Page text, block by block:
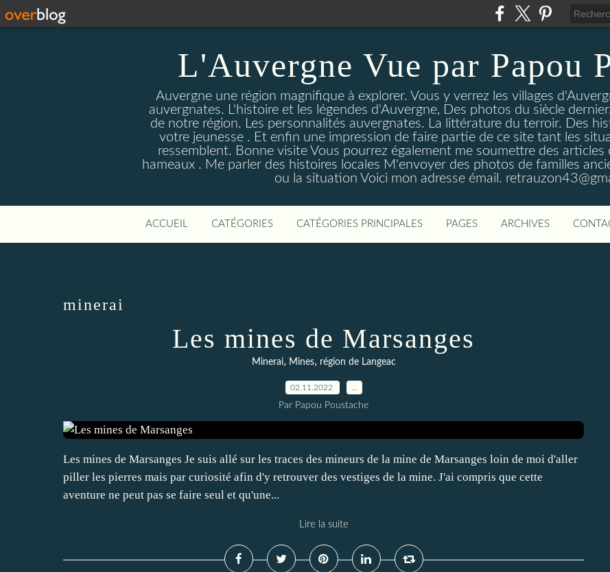
L'Auvergne Vue par Papou
Auvergne une région magnifique à explorer. Vous y verrez les villages
auvergnates. L'histoire et les légendes d'Auvergne, Des photos du siècle
de notre région. Les personnalités auvergnates. La littérature du terroir. Des
votre jeunesse . Et enfin une impression de faire partie de ce site tant les
ressemblent. Bonne visite Vous pourrez également me soumettre des
hameaux . Me parler des histoires locales M'envoyer des photos de familles
ou la situation Voici mon adresse émail.
ACCUEIL CATÉGORIES CATÉGORIES PRINCIPALES PAGES ARCHIVES
minerai
Les mines de Marsanges
Minerai, Mines, région de Langeac
02.11.2022
Par Papou Poustache
Les mines de Marsanges Je suis allé sur les traces des mineurs de la mine de Marsanges loin de moi d'aller
piller les pierres mais par curiosité afin d'y retrouver des vestiges de la mine. J'ai compris que cette
aventure ne peut pas se faire seul et qu'une...
Lire la suite